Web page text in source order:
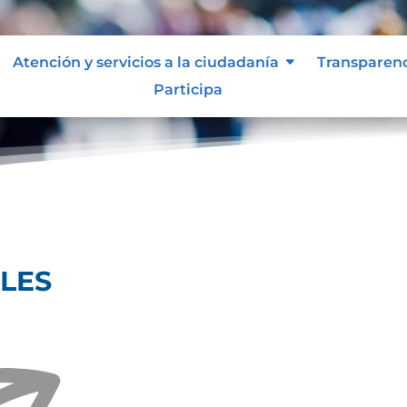
Atención y servicios a la ciudadanía
Participa